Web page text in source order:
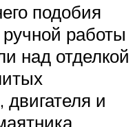
подобия
работы
над отделкой
и